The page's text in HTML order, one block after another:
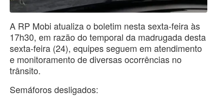
A RP Mobi atualiza o boletim nesta sexta-feira às
17h30, em razão do temporal da madrugada desta
sexta-feira (24), equipes seguem em atendimento
e monitoramento de diversas ocorrências no
trânsito.
Semáforos desligados: